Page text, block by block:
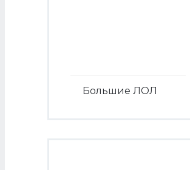
Большие ЛОЛ